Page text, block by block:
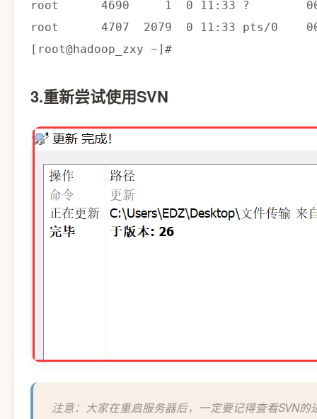
root 4690 1 0 11 :33 ?
root 4707 2079 0 11 :33 pts/0
[ root@hadoop_zxy ~] #
3.重新尝试使用SVN
注意：大家在重启服务器后，一定要记得查看SVN的